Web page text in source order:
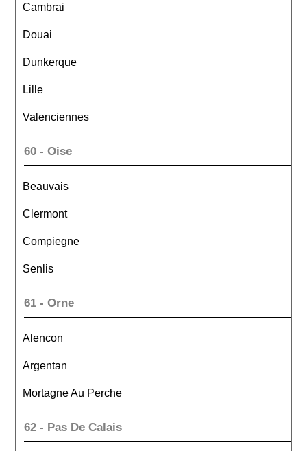
Cambrai
Douai
Dunkerque
Lille
Valenciennes
60 - Oise
Beauvais
Clermont
Compiegne
Senlis
61 - Orne
Alencon
Argentan
Mortagne Au Perche
62 - Pas De Calais